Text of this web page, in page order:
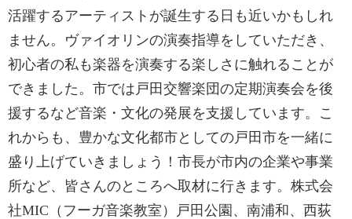
活躍するアーティストが誕生する日も近いかもしれ
ません。ヴァイオリンの演奏指導をしていただき、
初心者の私も楽器を演奏する楽しさに触れることが
できました。市では戸田交響楽団の定期演奏会を後
援するなど音楽・文化の発展を支援しています。こ
れからも、豊かな文化都市としての戸田市を一緒に
盛り上げていきましょう！市長が市内の企業や事業
所など、皆さんのところへ取材に行きます。株式会
社MIC（フーガ音楽教室）戸田公園、南浦和、西荻